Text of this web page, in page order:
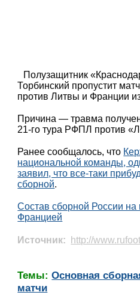
Полузащитник
Торбинский пропустит
против Литвы и Франции
Причина — травма
21-го тура РФПЛ против
Ранее сообщалось, что
национальной команды,
заявил, что все-таки
сборной.
Состав сборной России на
Францией
Источник: http://
Темы:Основная
матчи